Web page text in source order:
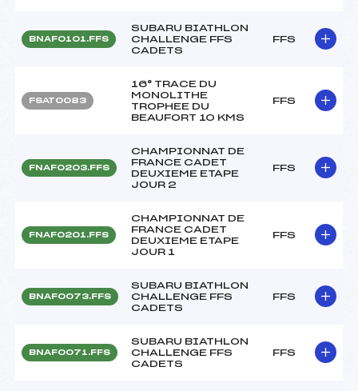
BNAF0101.FFS
SUBARU BIATHLON
CHALLENGE FFS
CADETS
FFS
FSAT0083
16° TRACE DU
MONOLITHE
TROPHEE DU
BEAUFORT 10 KMS
FFS
FNAF0203.FFS
CHAMPIONNAT DE
FRANCE CADET
DEUXIEME ETAPE
JOUR 2
FFS
FNAF0201.FFS
CHAMPIONNAT DE
FRANCE CADET
DEUXIEME ETAPE
JOUR 1
FFS
BNAF0073.FFS
SUBARU BIATHLON
CHALLENGE FFS
CADETS
FFS
BNAF0071.FFS
SUBARU BIATHLON
CHALLENGE FFS
CADETS
FFS